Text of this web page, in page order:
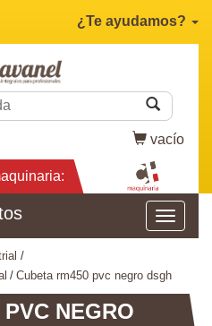
¿Te ayudamos?
vacío
cubeta rm450 pvc negro dsgh
NEGRO